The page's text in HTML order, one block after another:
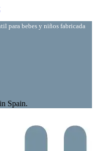
para bebes y niños fabricada
Spain.